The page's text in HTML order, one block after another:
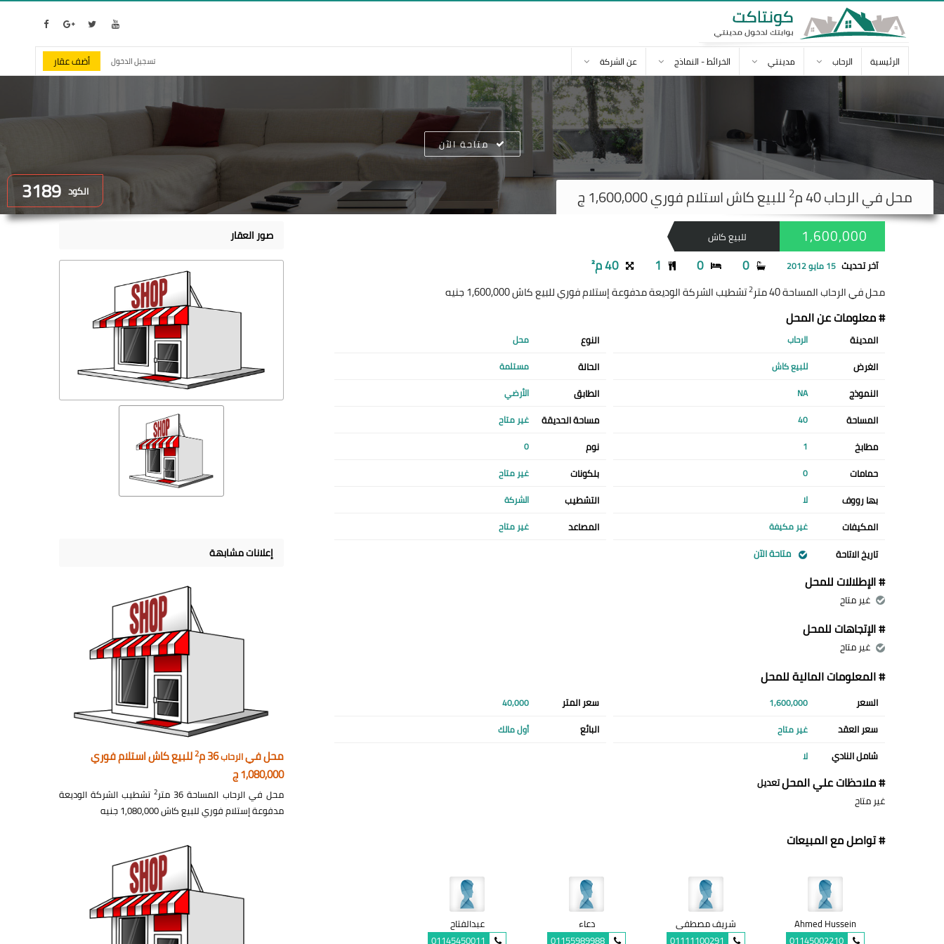
الرئيسية الرحاب مدينتي الخرائط - النماذج عن الشركة تسجيل الدخول أضف عقار
الكود 3189 محل فيالرحاب 2 للبيع كاش استلام فوري 1,600,000 ج
متاحة الآن
للبيع كاش 1,600,000
آخر تحديث 15 مايو 2012 0
0
1 40 م²
محل في الرحاب المساحة 40 متر 2تشطيب الشركة الوديعة مدفوعة إستلام فوري للبيع كاش 1,600,000 جنيه
# معلومات عن المحل
المدينة الرحاب النوع محل
الغرض للبيع كاش الحالة مستلمة
النموذج NA الطابق الأرضي
المساحة 40 مساحة الحديقة غير متاح
مطابخ 1 نوم 0
حمامات 0 بلكونات غير متاح
بها رووف لا التشطيب الشركة
المكيفات غير مكيفة المصاعد غير متاح
تاريخ الاتاحة متاحة الآن
# الإطلالات للمحل
غير متاح
# الإتجاهات للمحل
غير متاح
# المعلومات المالية للمحل
السعر 1,600,000 سعر المتر 40,000
سعر العقد غير متاح البائع أول مالك
شامل النادي لا
# ملاحظات علي المحلتعديل
غير متاح
# تواصل مع المبيعات
Ahmed Hussein
01145002210
شريف مصطفى
01111100291
دعاء
01155989988
عبدالفتاح
01145450011
صور العقار
إعلانات مشابهة
محل فيالرحاب36 م 2للبيع كاش استلام فوري
1,080,000 ج
محل في الرحاب المساحة 36 متر 2تشطيب الشركة الوديعة
مدفوعة إستلام فوري للبيع كاش 1,080,000 جنيه